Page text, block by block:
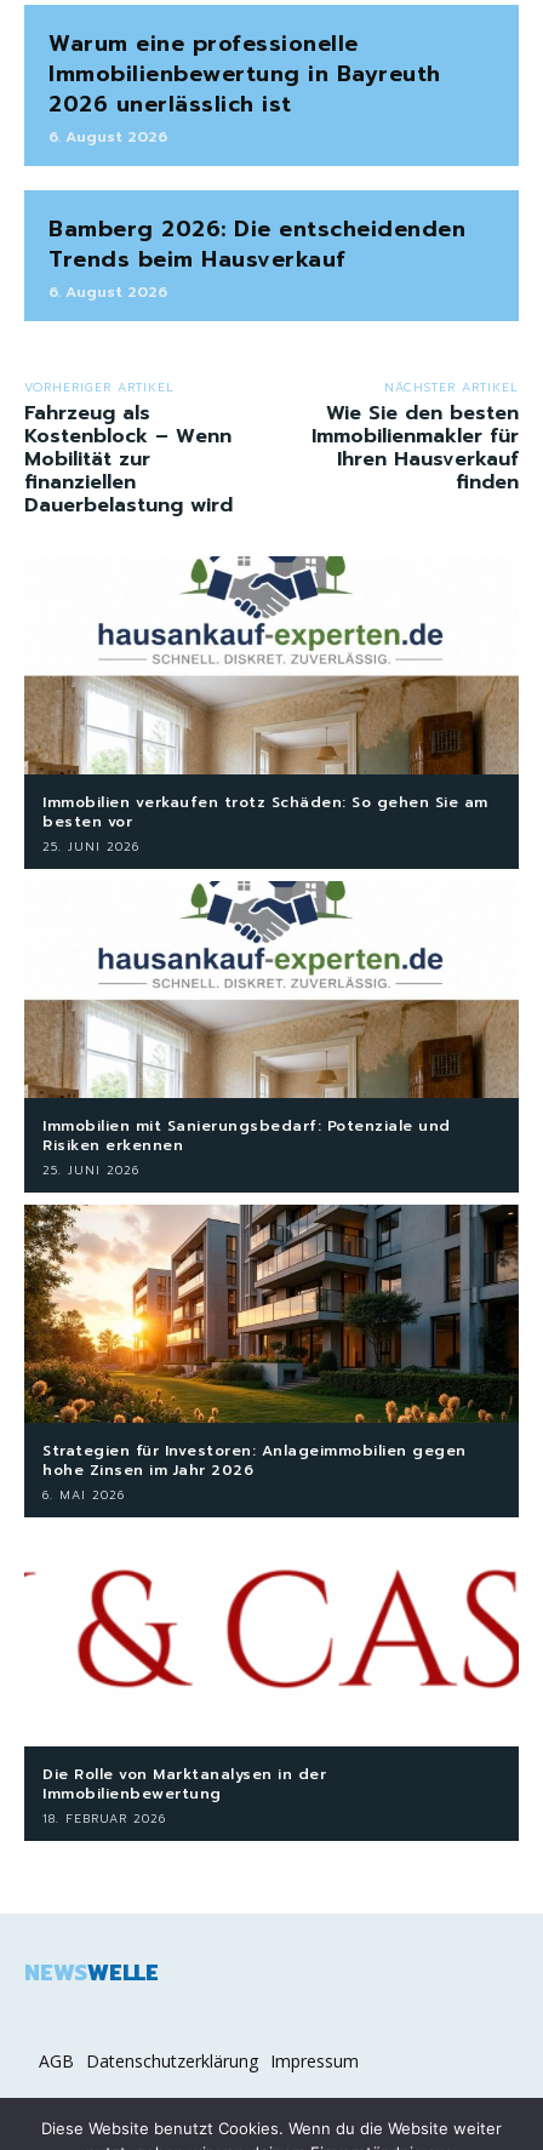
Warum eine professionelle
Immobilienbewertung in Bayreuth
2026 unerlässlich ist
6. August 2026
Bamberg 2026: Die entscheidenden
Trends beim Hausverkauf
6. August 2026
VORHERIGER ARTIKEL
Fahrzeug als
Kostenblock – Wenn
Mobilität zur
finanziellen
Dauerbelastung wird
NÄCHSTER ARTIKEL
Wie Sie den besten
Immobilienmakler für
Ihren Hausverkauf
finden
Immobilien verkaufen trotz Schäden: So gehen Sie am
besten vor
25. JUNI 2026
Immobilien mit Sanierungsbedarf: Potenziale und
Risiken erkennen
25. JUNI 2026
Strategien für Investoren: Anlageimmobilien gegen
hohe Zinsen im Jahr 2026
6. MAI 2026
Die Rolle von Marktanalysen in der
Immobilienbewertung
18. FEBRUAR 2026
NEWSWELLE
AGB Datenschutzerklärung Impressum
Diese Website benutzt Cookies. Wenn du die Website weiter